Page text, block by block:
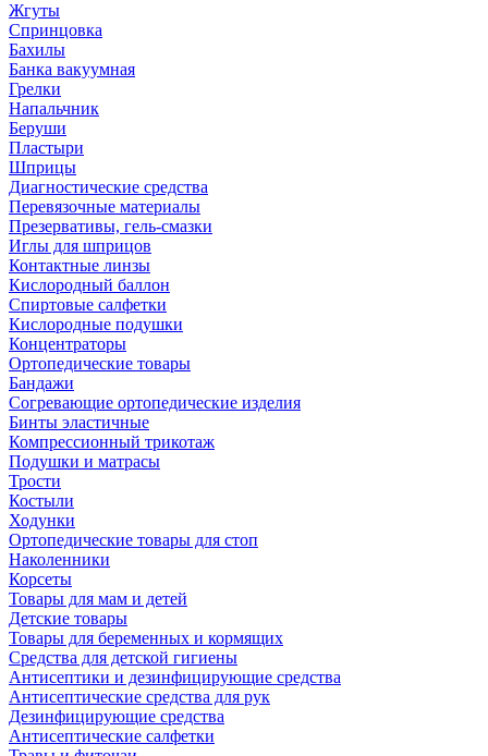
Жгуты
Спринцовка
Бахилы
Банка вакуумная
Грелки
Напальчник
Беруши
Пластыри
Шприцы
Диагностические средства
Перевязочные материалы
Презервативы, гель-смазки
Иглы для шприцов
Контактные линзы
Кислородный баллон
Спиртовые салфетки
Кислородные подушки
Концентраторы
Ортопедические товары
Бандажи
Согревающие ортопедические изделия
Бинты эластичные
Компрессионный трикотаж
Подушки и матрасы
Трости
Костыли
Ходунки
Ортопедические товары для стоп
Наколенники
Корсеты
Товары для мам и детей
Детские товары
Товары для беременных и кормящих
Средства для детской гигиены
Антисептики и дезинфицирующие средства
Антисептические средства для рук
Дезинфицирующие средства
Антисептические салфетки